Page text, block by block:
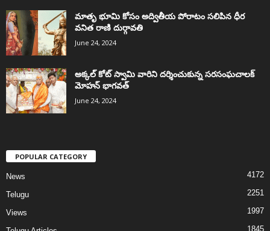
మాతృ భూమి కోసం అద్వితీయ పోరాటం సలిపిన ధీర
వనిత రాణి దుర్గావతి
June 24, 2024
అక్కల్‌ కోట్‌ స్వామి వారిని దర్శించుకున్న సరసంఘచాలక్
మోహన్ భాగవత్
June 24, 2024
POPULAR CATEGORY
News 4172
Telugu 2251
Views 1997
1845